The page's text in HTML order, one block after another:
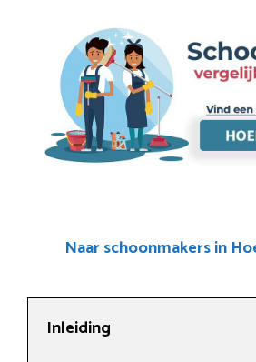
Naar schoonmakers in
Inleiding